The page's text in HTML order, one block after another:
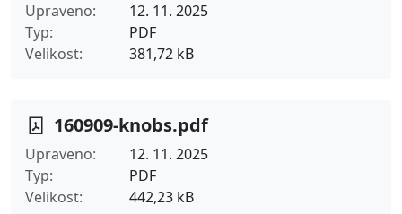
Upraveno
12. 11. 2025
Typ
PDF
Velikost
381,72 kB
160909-knobs.pdf
Upraveno
12. 11. 2025
Typ
PDF
Velikost
442,23 kB